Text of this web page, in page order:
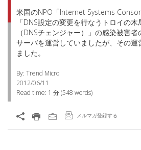
米国のNPO「Internet Systems
「DNS設定の変更を行なうトロイの
（DNSチェンジャー）」の感染被害
サーバを運営していましたが、その運
ました。
By: Trend Micro
2012/06/11
Read time: 1 分(548 words)
メルマガ登録する